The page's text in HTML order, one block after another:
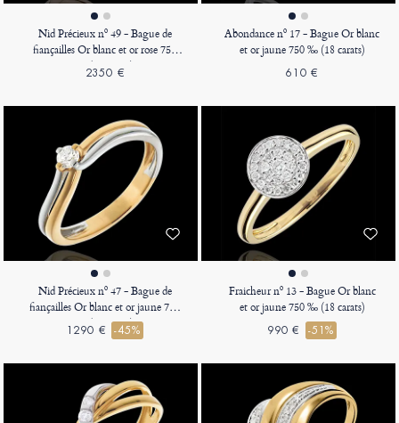
Nid Précieux nº 49 - Bague de
fiançailles Or blanc et or rose 750
‰ (18 carats)
2350 €
Abondance nº 17 - Bague Or blanc
et or jaune 750 ‰ (18 carats)
610 €
Nid Précieux nº 47 - Bague de
fiançailles Or blanc et or jaune 750
‰ (18 carats)
1290 € -45%
Fraicheur nº 13 - Bague Or blanc
et or jaune 750 ‰ (18 carats)
990 € -51%